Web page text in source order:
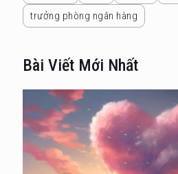
trưởng phòng ngân hàng
Bài Viết Mới Nhất